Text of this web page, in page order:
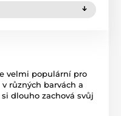
velmi populární pro
různých barvách a
dlouho zachová svůj